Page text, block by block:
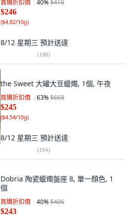
首購折扣價 40%$410
$246
($4.82/10g)
8/12 星期三 預計送達
(108)
the Sweet 大罐大豆蠟燭, 1個, 午夜
首購折扣價 63%$668
$245
($4.54/10g)
8/12 星期三 預計送達
(104)
Dobria 陶瓷蠟燭盤座 8, 單一顏色, 1
個
首購折扣價 40%$406
$243